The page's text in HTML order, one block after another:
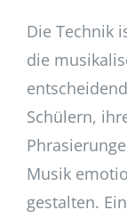
Die Technik
die
Schülern,
Musik
gestalten.